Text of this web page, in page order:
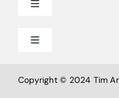
Toggle
Anasayfa
Tim Ambalaj
Toggle
Copyright © 2024 Tim